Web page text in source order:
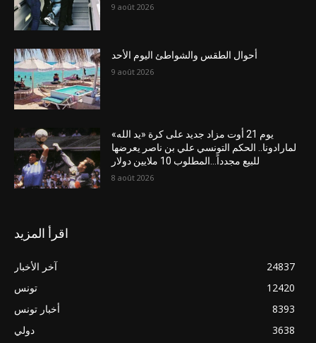
9 août 2026
أحوال الطقس والشواطئ اليوم الأحد
9 août 2026
يوم 21 أوت مزاد جديد على كرة «يد الله»
لمارادونا.. الحكم التونسي علي بن ناصر يعرضها
للبيع مجدداً…المطلوب 10 ملايين دولار
8 août 2026
اقرأ المزيد
آخر الأخبار
24837
تونس
12420
أخبار تونس
8393
دولي
3638